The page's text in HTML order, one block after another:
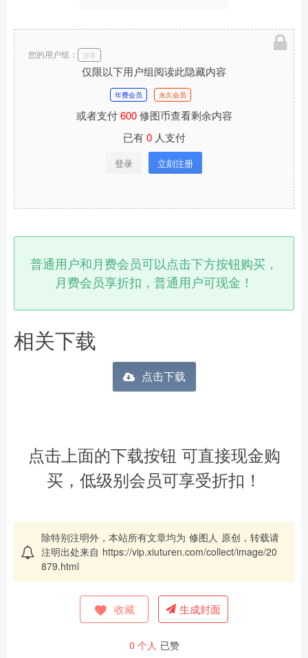
仅限以下用户组阅读此隐藏内容
年费会员 永久会员
或者支付600修图币查看剩余内容
已有0人支付
登录 立刻注册
您的用户组： 游客
普通用户和月费会员可以点击下方按钮购买，
月费会员享折扣，普通用户可现金！
相关下载
点击下载
点击上面的下载按钮 可直接现金购
买，低级别会员可享受折扣！
除特别注明外，本站所有文章均为 修图人 原创，转载请
注明出处来自 https://vip.xiuturen.com/collect/image/20
879.html
收藏 生成封面
0 个人 已赞